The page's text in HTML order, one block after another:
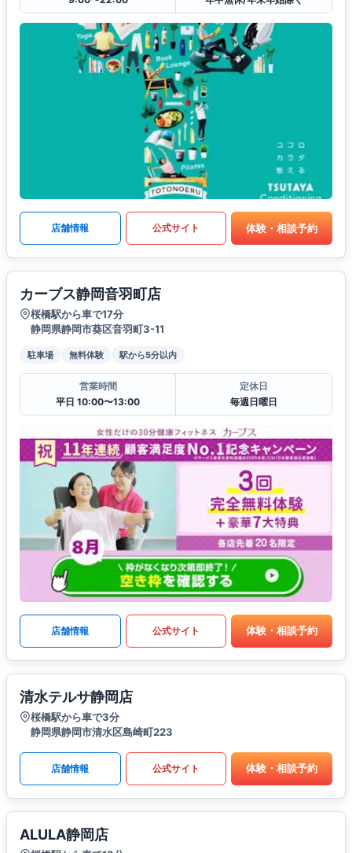
店舗情報 公式サイト 体験・相談予約
カーブス静岡音羽町店
桜橋駅から車で17分
静岡県静岡市葵区音羽町3-11
駐車場 無料体験 駅から5分以内
営業時間
平日 10:00〜13:00
定休日
毎週日曜日
店舗情報 公式サイト 体験・相談予約
清水テルサ静岡店
桜橋駅から車で3分
静岡県静岡市清水区島崎町223
店舗情報 公式サイト 体験・相談予約
ALULA静岡店